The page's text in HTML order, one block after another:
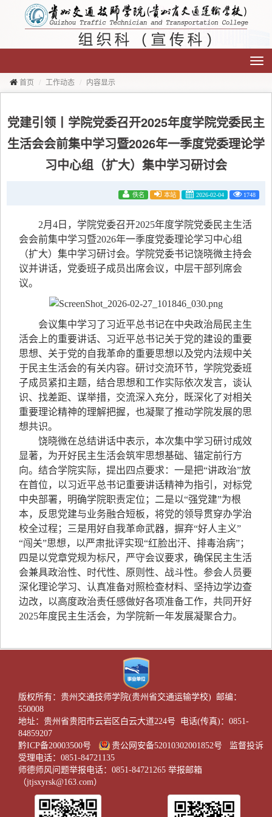
切
换
导
首页 工作动态 内容显示
党建引领丨学院党委召开2025年度学院党委民主
生活会会前集中学习暨2026年一季度党委理论学
习中心组（扩大）集中学习研讨会
佚名 本站 2026-02-04 1748
2月4日，学院党委召开2025年度学院党委民主生活
会会前集中学习暨2026年一季度党委理论学习中心组
（扩大）集中学习研讨会。学院党委书记饶晓微主持会
议并讲话，党委班子成员出席会议，中层干部列席会
议。
会议集中学习了习近平总书记在中央政治局民主生
活会上的重要讲话、习近平总书记关于党的建设的重要
思想、关于党的自我革命的重要思想以及党内法规中关
于民主生活会的有关内容。研讨交流环节，学院党委班
子成员紧扣主题，结合思想和工作实际依次发言，谈认
识、找差距、谋举措，交流深入充分，既深化了对相关
重要理论精神的理解把握，也凝聚了推动学院发展的思
想共识。
饶晓微在总结讲话中表示，本次集中学习研讨成效
显著，为开好民主生活会筑牢思想基础、锚定前行方
向。结合学院实际，提出四点要求：一是把“讲政治”放
在首位，以习近平总书记重要讲话精神为指引，对标党
中央部署，明确学院职责定位；二是以“强党建”为根
本，反思党建与业务融合短板，将党的领导贯穿办学治
校全过程；三是用好自我革命武器，摒弃“好人主义”
“闯关”思想，以严肃批评实现“红脸出汗、排毒治病”；
四是以党章党规为标尺，严守会议要求，确保民主生活
会兼具政治性、时代性、原则性、战斗性。参会人员要
深化理论学习、认真准备对照检查材料、坚持边学边查
边改，以高度政治责任感做好各项准备工作，共同开好
2025年度民主生活会，为学院新一年发展凝聚合力。
版权所有：贵州交通技师学院(贵州省交通运输学校) 邮编：
550008
地址：贵州省贵阳市云岩区白云大道224号 电话(传真)：0851-
84859207
黔ICP备20003500号
贵公网安备52010302001852号
监督投诉
受理电话：0851-84721135
师德师风问题举报电话：0851-84721265 举报邮箱
（jtjsxyrsk@163.com）